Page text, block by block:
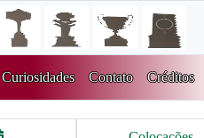
Curiosidades Contato Créditos